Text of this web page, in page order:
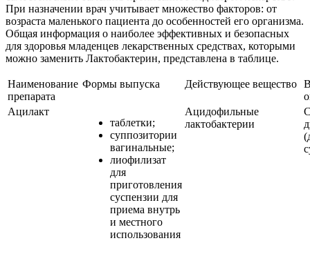
При назначении врач учитывает множество факторов: от
возраста маленького пациента до особенностей его организма.
Общая информация о наиболее эффективных и безопасных
для здоровья младенцев лекарственных средствах, которыми
можно заменить Лактобактерин, представлена в таблице.
Наименование
препарата
Формы выпуска Действующее вещество
Ацилакт
таблетки;
суппозитории
вагинальные;
лиофилизат
для
приготовления
суспензии для
приема внутрь
и местного
использования
Ацидофильные
лактобактерии